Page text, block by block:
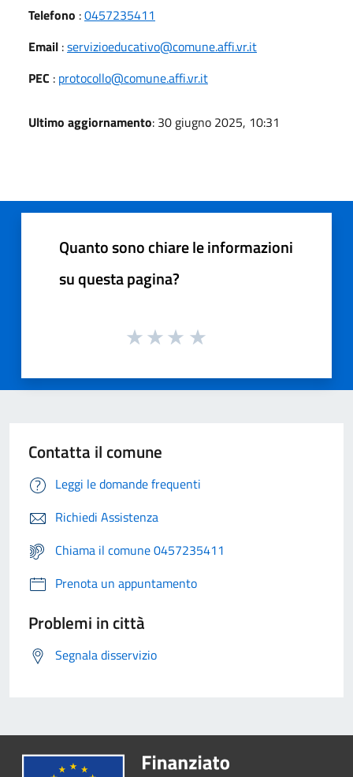
Telefono :0457235411
Email :servizioeducativo@comune.affi.vr.it
PEC : protocollo@comune.affi.vr.it
Ultimo aggiornamento: 30 giugno 2025, 10:31
Quanto sono chiare le informazioni
su questa pagina?
Contatta il comune
Leggi le domande frequenti
Richiedi Assistenza
Chiama il comune 0457235411
Prenota un appuntamento
Problemi in città
Segnala disservizio